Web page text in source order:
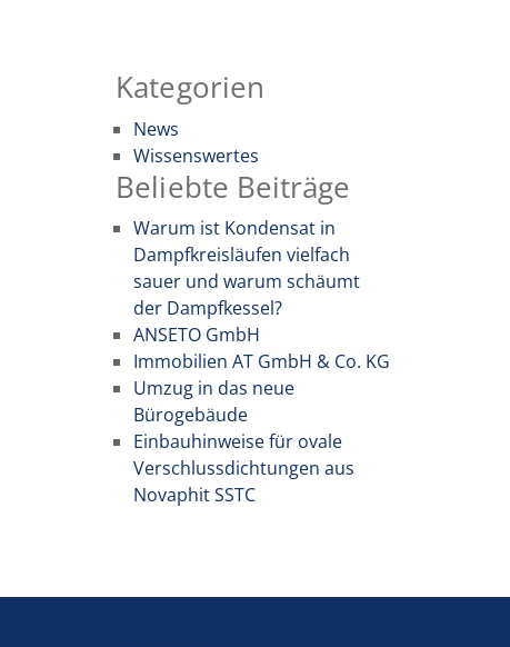
Kategorien
News
Wissenswertes
Beliebte Beiträge
Warum ist Kondensat in
Dampfkreisläufen vielfach
sauer und warum schäumt
der Dampfkessel?
ANSETO GmbH
Immobilien AT GmbH & Co. KG
Umzug in das neue
Bürogebäude
Einbauhinweise für ovale
Verschlussdichtungen aus
Novaphit SSTC